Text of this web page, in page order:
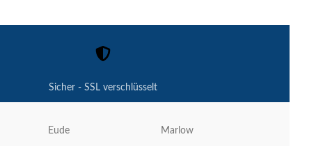
Sicher - SSL verschlüsselt
Eude Marlow